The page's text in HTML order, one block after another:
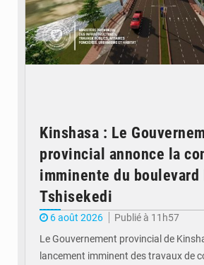
Kinshasa : Le
provincial annonce la
imminente du boulevard
Tshisekedi
6 août 2026
Publié à 11h57
Le Gouvernement provincial de
lancement imminent des travaux de